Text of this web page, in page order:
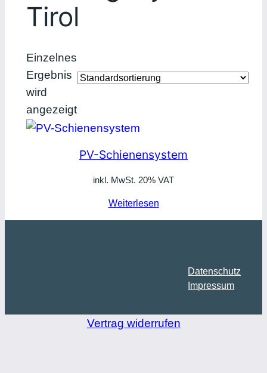
Tirol
Einzelnes
Ergebnis
wird
angezeigt
PV-Schienensystem
inkl. MwSt. 20% VAT
Weiterlesen
Datenschutz
Impressum
Vertrag widerrufen